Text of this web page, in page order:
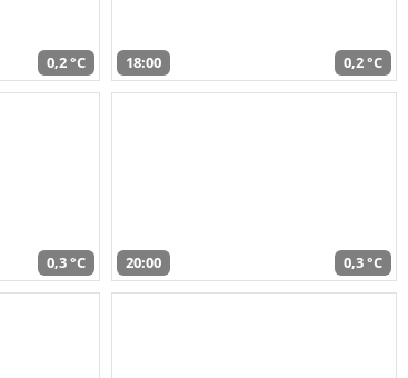
0,2 °C 18:00 0,2 °C
0,3 °C 20:00 0,3 °C